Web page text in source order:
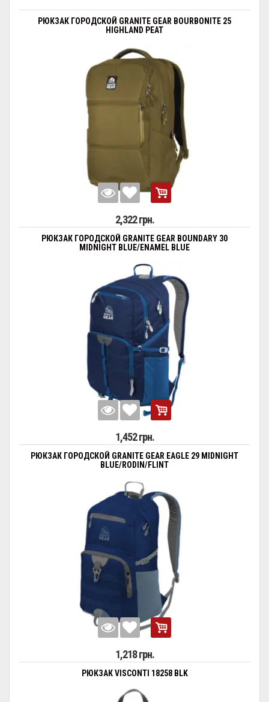
РЮКЗАК ГОРОДСКОЙ GRANITE GEAR BOURBONITE 25
HIGHLAND PEAT
2,322 грн.
РЮКЗАК ГОРОДСКОЙ GRANITE GEAR BOUNDARY 30
MIDNIGHT BLUE/ENAMEL BLUE
1,452 грн.
РЮКЗАК ГОРОДСКОЙ GRANITE GEAR EAGLE 29 MIDNIGHT
BLUE/RODIN/FLINT
1,218 грн.
РЮКЗАК VISCONTI 18258 BLK